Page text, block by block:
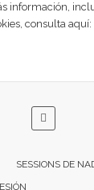
información,
consulta aquí:
SESSIONS DE